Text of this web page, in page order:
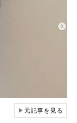
▶元記事を見る